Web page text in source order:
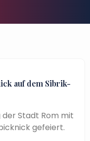
auf dem Sibrik-
der Stadt Rom mit
gefeiert.